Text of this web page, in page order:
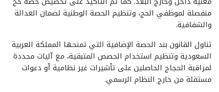
منفصلة لموظفي الحج، وتنظيم الحصة الوطنية لضمان العدالة
والشفافية.
تناول القانون بند الحصة الإضافية التي تمنحها المملكة العربية
السعودية وتنظيم استخدام الحصص المتبقية، مع آليات محددة
لمراقبة الحجاج الحاصلين على تأشيرات غير نظامية أو دعوات
مستقلة من خارج النظام الرسمي.